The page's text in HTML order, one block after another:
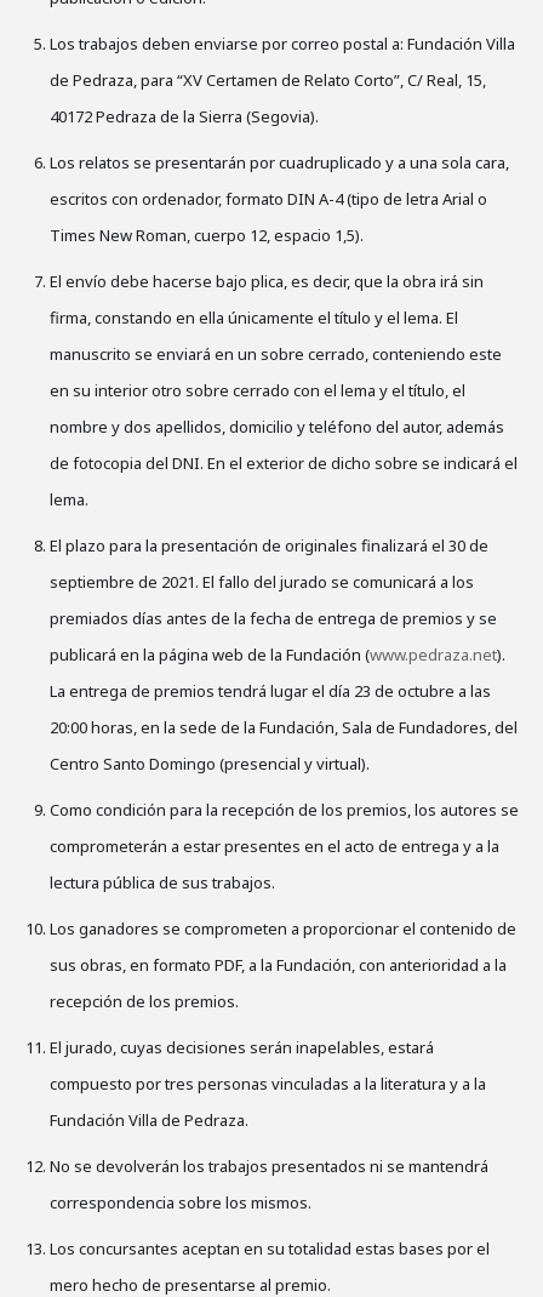
Los trabajos deben enviarse por correo postal a: Fundación Villa
de Pedraza, para “XV Certamen de Relato Corto”, C/ Real, 15,
40172 Pedraza de la Sierra (Segovia).
Los relatos se presentarán por cuadruplicado y a una sola cara,
escritos con ordenador, formato DIN A-4 (tipo de letra Arial o
Times New Roman, cuerpo 12, espacio 1,5).
El envío debe hacerse bajo plica, es decir, que la obra irá sin
firma, constando en ella únicamente el título y el lema. El
manuscrito se enviará en un sobre cerrado, conteniendo este
en su interior otro sobre cerrado con el lema y el título, el
nombre y dos apellidos, domicilio y teléfono del autor, además
de fotocopia del DNI. En el exterior de dicho sobre se indicará el
lema.
El plazo para la presentación de originales finalizará el 30 de
septiembre de 2021. El fallo del jurado se comunicará a los
premiados días antes de la fecha de entrega de premios y se
publicará en la página web de la Fundación (www.pedraza.net).
La entrega de premios tendrá lugar el día 23 de octubre a las
20:00 horas, en la sede de la Fundación, Sala de Fundadores, del
Centro Santo Domingo (presencial y virtual).
Como condición para la recepción de los premios, los autores se
comprometerán a estar presentes en el acto de entrega y a la
lectura pública de sus trabajos.
Los ganadores se comprometen a proporcionar el contenido de
sus obras, en formato PDF, a la Fundación, con anterioridad a la
recepción de los premios.
El jurado, cuyas decisiones serán inapelables, estará
compuesto por tres personas vinculadas a la literatura y a la
Fundación Villa de Pedraza.
No se devolverán los trabajos presentados ni se mantendrá
correspondencia sobre los mismos.
Los concursantes aceptan en su totalidad estas bases por el
mero hecho de presentarse al premio.